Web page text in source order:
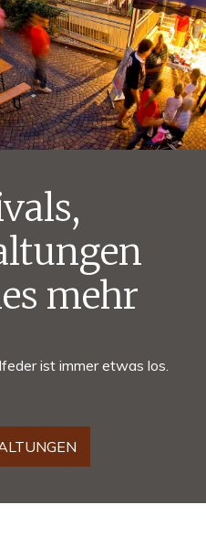
mehr
ist immer etwas los.